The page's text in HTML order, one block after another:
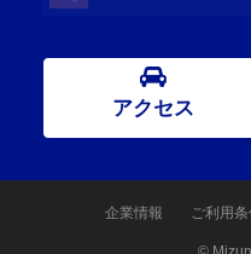
アクセス
企業情報 ご利用